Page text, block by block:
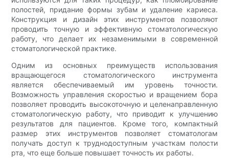
полостей, придание формы зубам и удаление кариеса.
Конструкция и дизайн этих инструментов позволяют
проводить точную и эффективную стоматологическую
работу, что делает их незаменимыми в современной
стоматологической практике.
Одним из основных преимуществ использования
вращающегося стоматологического инструмента
является обеспечиваемый им уровень точности.
Возможность управления скоростью и вращением бора
позволяет проводить высокоточную и целенаправленную
стоматологическую работу, что приводит к улучшению
результатов для пациентов. Кроме того, компактный
размер этих инструментов позволяет стоматологам
получать доступ к труднодоступным участкам полости
рта, что еще больше повышает точность их работы.